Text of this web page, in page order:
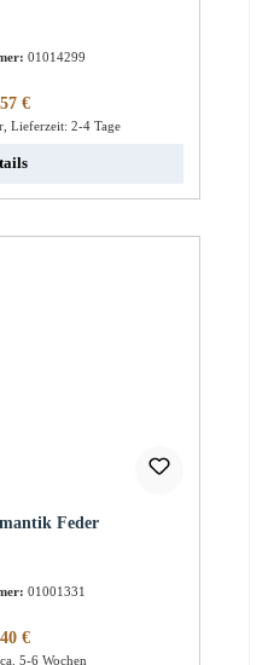
01014299
Preis:
€
Lieferzeit: 2-4 Tage
Feder
01001331
Preis:
€
5-6 Wochen